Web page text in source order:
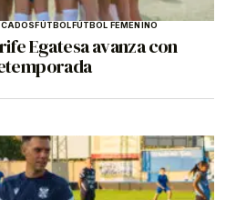
FÚTBOLFÚTBOL FEMENINO
Egatesa avanza con